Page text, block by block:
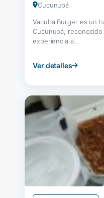
Cucunubá
Vacuba Burger es un
Cucunubá,
experiencia a...
Ver detalles